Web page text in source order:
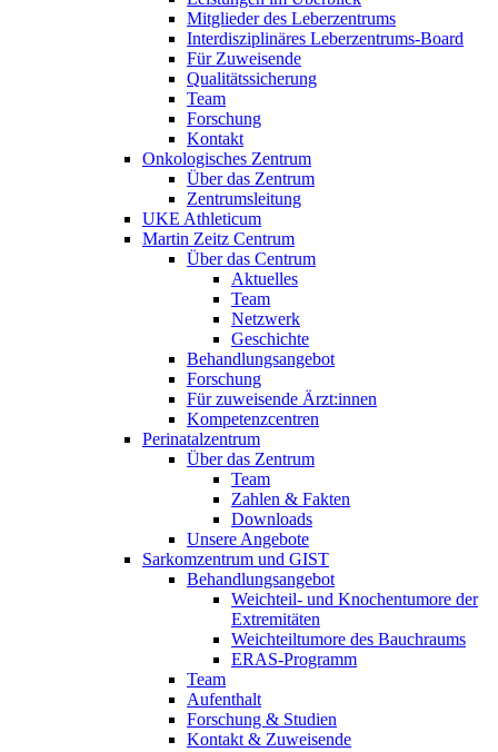
Mitglieder des Leberzentrums
Interdisziplinäres Leberzentrums-Board
Für Zuweisende
Qualitätssicherung
Team
Forschung
Kontakt
Onkologisches Zentrum
Über das Zentrum
Zentrumsleitung
UKE Athleticum
Martin Zeitz Centrum
Über das Centrum
Aktuelles
Team
Netzwerk
Geschichte
Behandlungsangebot
Forschung
Für zuweisende Ärzt:innen
Kompetenzcentren
Perinatalzentrum
Über das Zentrum
Team
Zahlen & Fakten
Downloads
Unsere Angebote
Sarkomzentrum und GIST
Behandlungsangebot
Weichteil- und Knochentumore der
Extremitäten
Weichteiltumore des Bauchraums
ERAS-Programm
Team
Aufenthalt
Forschung & Studien
Kontakt & Zuweisende